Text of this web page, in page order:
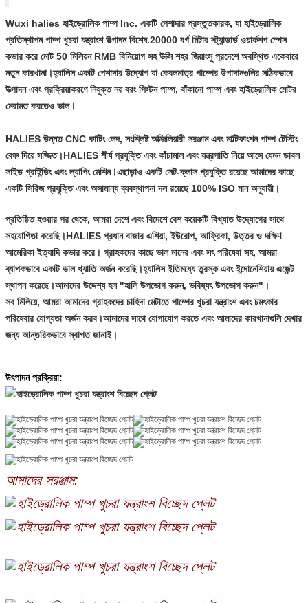
Wuxi halies হাইড্রোলিক পাম্প Inc. একটি পেশাদার প্রস্তুতকারক, যা হাইড্রোলিক
প্রতিস্থাপন পাম্প খুচরা যন্ত্রাংশ উত্পাদন বিশেষ.20000 বর্গ মিটার স্ট্যান্ডার্ড ওয়ার্কশপ স্পেস
কভার করে মোট 50 মিলিয়ন RMB বিনিয়োগ সহ উক্সি শহর জিয়াংসু প্রদেশে অবস্থিত একেবারে
নতুন কারখানা।হ্যালিস একটি পেশাদার উদ্যোগ যা কেবলমাত্র পাম্পের উপাদানগুলির সঠিকভাবে
উত্পাদন এবং প্রক্রিয়াকরণে নিযুক্ত নয় বরং পিস্টন পাম্প, বাঁকানো পাম্প এবং হাইড্রোলিক মোটর
মেরামত করতেও ভাল।
HALIES উন্নত CNC কাটিং লেদ, সংশ্লিষ্ট অক্জিলিয়ারী সরঞ্জাম এবং মাল্টিফাংশন পাম্প টেস্টিং
বেঞ্চ দিয়ে সজ্জিত।HALIES শীর্ষ প্রযুক্তি এবং কাঁচামাল এবং যন্ত্রপাতি নিয়ে আসে যেমন ডাবল
সাইড গ্রাইন্ডিং এবং ল্যাপিং মেশিন।এছাড়াও একটি সেট-ক্লাস প্রযুক্তি রয়েছে আমাদের কাছে
একটি সিরিজ প্রযুক্তি এবং অসামান্য ব্যবস্থাপনা দল রয়েছে 100% ISO মান অনুযায়ী।
প্রতিষ্ঠিত হওয়ার পর থেকে, আমরা দেশে এবং বিদেশে বেশ কয়েকটি বিখ্যাত উদ্যোগের সাথে
সহযোগিতা করেছি।HALIES প্রধান বাজার এশিয়া, ইউরোপ, আফ্রিকা, উত্তর ও দক্ষিণ
আমেরিকা ইত্যাদি কভার করে। গ্রাহকদের কাছে ভাল মানের এবং সৎ পরিষেবা সহ, আমরা
ব্যাপকভাবে একটি ভাল খ্যাতি অর্জন করেছি।হ্যালিস ইতিমধ্যে তুরস্ক এবং ইন্দোনেশিয়ায় এজেন্ট
স্থাপন করেছে।আমাদের উদ্দেশ্য হল "হালি উপভোগ করুন, ভবিষ্যৎ উপভোগ করুন"।
সব মিলিয়ে, আমরা আমাদের গ্রাহকদের চাহিদা মেটাতে পাম্পের খুচরা যন্ত্রাংশ এবং চমৎকার
পরিষেবার যোগ্যতা অর্জন করব।আমাদের সাথে যোগাযোগ করতে এবং আমাদের কারখানাগুলি দেখার
জন্য আন্তরিকভাবে স্বাগত জানাই।
উৎপাদন প্রক্রিয়া:
আমাদের সরঞ্জাম: